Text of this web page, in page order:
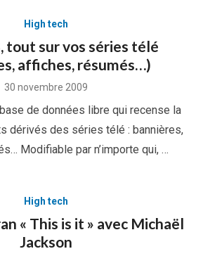
High tech
tout sur vos séries télé
affiches, résumés…)
Posted
30 novembre 2009
de données libre qui recense la
dérivés des séries télé : bannières,
Modifiable par n’importe qui, …
High tech
« This is it » avec Michaël
Jackson